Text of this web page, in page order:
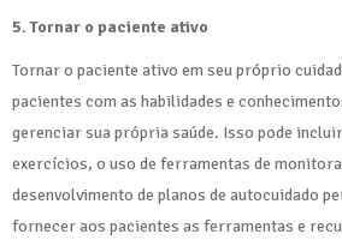
5. Tornar o paciente ativo
Tornar o paciente ativo em seu próprio
pacientes com as habilidades e
gerenciar sua própria saúde. Isso pode
exercícios, o uso de ferramentas de
desenvolvimento de planos de autocuidado
fornecer aos pacientes as ferramentas e